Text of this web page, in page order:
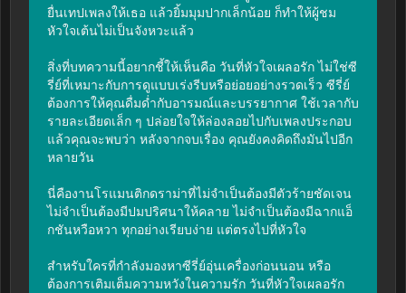
ยื่นเทปเพลงให้เธอ แล้วยิ้มมุมปากเล็กน้อย ก็ทำให้ผู้ชม
หัวใจเต้นไม่เป็นจังหวะแล้ว
สิ่งที่บทความนี้อยากชี้ให้เห็นคือ วันที่หัวใจเผลอรัก ไม่ใช่ซี
รี่ย์ที่เหมาะกับการดูแบบเร่งรีบหรือย่อยอย่างรวดเร็ว ซีรี่ย์
ต้องการให้คุณดื่มด่ำกับอารมณ์และบรรยากาศ ใช้เวลากับ
รายละเอียดเล็ก ๆ ปล่อยใจให้ล่องลอยไปกับเพลงประกอบ
แล้วคุณจะพบว่า หลังจากจบเรื่อง คุณยังคงคิดถึงมันไปอีก
หลายวัน
นี่คืองานโรแมนติกดราม่าที่ไม่จำเป็นต้องมีตัวร้ายชัดเจน
ไม่จำเป็นต้องมีปมปริศนาให้คลาย ไม่จำเป็นต้องมีฉากแอ็
กชันหวือหวา ทุกอย่างเรียบง่าย แต่ตรงไปที่หัวใจ
สำหรับใครที่กำลังมองหาซีรี่ย์อุ่นเครื่องก่อนนอน หรือ
ต้องการเติมเต็มความหวังในความรัก วันที่หัวใจเผลอรัก